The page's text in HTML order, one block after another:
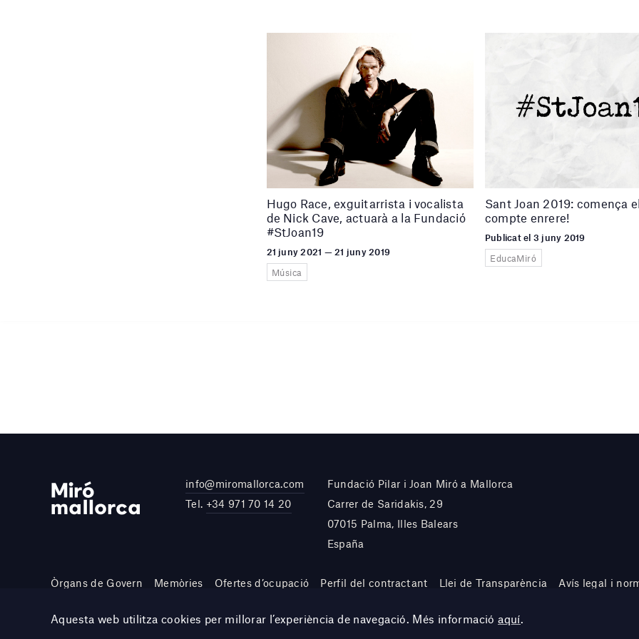
Hugo Race, exguitarrista i vocalista
de Nick Cave, actuarà a la Fundació
#StJoan19
21 juny 2021 — 21 juny 2019
Música
Sant Joan 2019: comença
compte enrere!
Publicat el 3 juny 2019
EducaMiró
info@miromallorca.com
Tel. +34 971 70 14 20
Fundació Pilar i Joan Miró a Mallorca
Carrer de Saridakis, 29
07015 Palma, Illes Balears
España
Òrgans de Govern Memòries Ofertes d’ocupació Perfil del contractant Llei de Transparència Avís legal i
Site by DOMO—A
Aquesta web utilitza cookies per millorar l’experiència de navegació. Més informacióaquí.